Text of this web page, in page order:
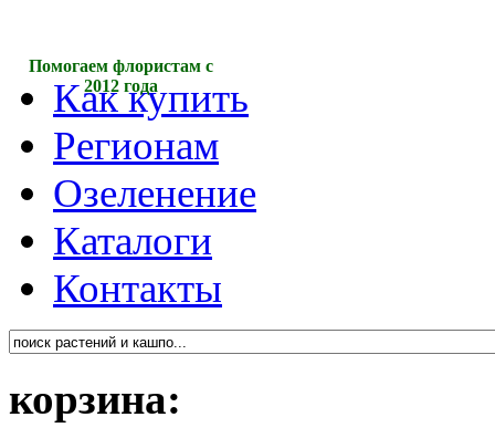
Помогаем флористам с
2012 года
Как купить
Регионам
Озеленение
Каталоги
Контакты
корзина: